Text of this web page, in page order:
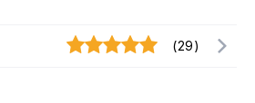
(29)